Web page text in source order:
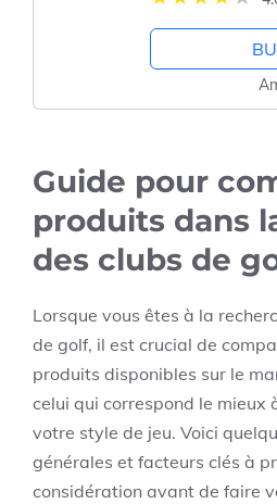
tapis de
Guide pour
produits dans
des clubs de
Lorsque vous êtes à la
de golf, il est crucial de
produits disponibles sur le
celui qui correspond le mieux
votre style de jeu. Voici
générales et facteurs clés à
considération avant de faire